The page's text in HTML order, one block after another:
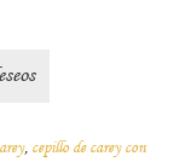
, cepillo de carey con